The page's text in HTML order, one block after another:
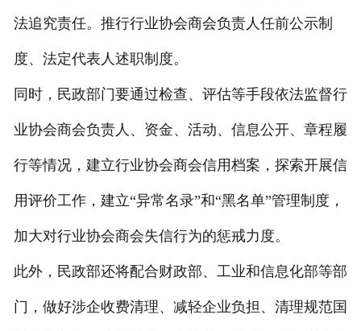
法追究责任。推行行业协会商会负责人任前公示制
度、法定代表人述职制度。
同时，民政部门要通过检查、评估等手段依法监督行
业协会商会负责人、资金、活动、信息公开、章程履
行等情况，建立行业协会商会信用档案，探索开展信
用评价工作，建立“异常名录”和“黑名单”管理制度，
加大对行业协会商会失信行为的惩戒力度。
此外，民政部还将配合财政部、工业和信息化部等部
门，做好涉企收费清理、减轻企业负担、清理规范国